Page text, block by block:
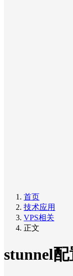
首页
技术应用
VPS相关
正文
stunnel